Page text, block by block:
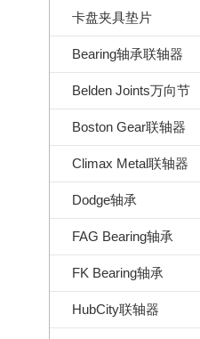
卡盘夹具垫片
Bearing轴承联轴器
Belden Joints万向节
Boston Gear联轴器
Climax Metal联轴器
Dodge轴承
FAG Bearing轴承
FK Bearing轴承
HubCity联轴器